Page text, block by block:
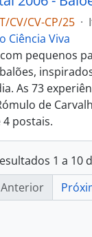
CV/CV-CP/25 ·
Ciência Viva
pequenos
As 73
de
postais.
1 a 10
Anterior